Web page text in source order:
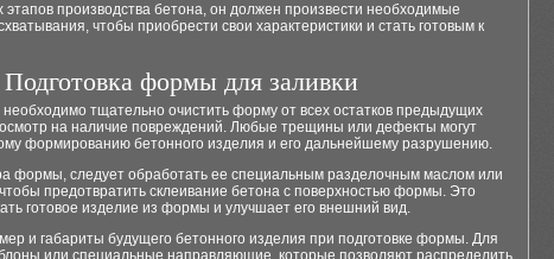
этапов производства бетона, он должен произвести необходимые
чтобы приобрести свои характеристики и стать готовым к
Подготовка формы для заливки
тщательно очистить форму от всех остатков предыдущих
осмотр на наличие повреждений. Любые трещины или дефекты могут
формированию бетонного изделия и его дальнейшему разрушению.
формы, следует обработать ее специальным разделочным маслом или
предотвратить склеивание бетона с поверхностью формы. Это
готовое изделие из формы и улучшает его внешний вид.
и габариты будущего бетонного изделия при подготовке формы. Для
или специальные направляющие, которые позволяют распределить